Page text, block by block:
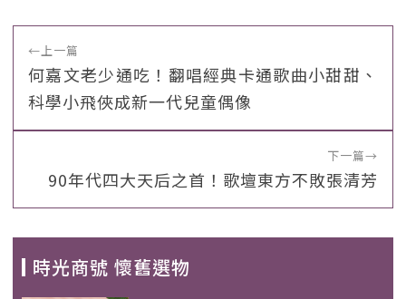
←上一篇
何嘉文老少通吃！翻唱經典卡通歌曲小甜甜、
科學小飛俠成新一代兒童偶像
下一篇→
90年代四大天后之首！歌壇東方不敗張清芳
時光商號 懷舊選物